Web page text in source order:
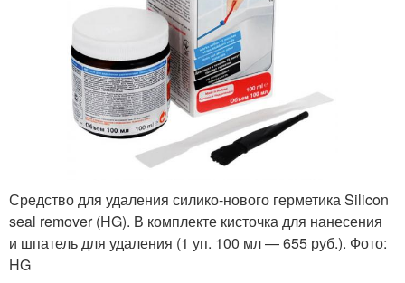
Средство для удаления силико-нового герметика Silicon
seal remover (HG). В ком­п­лекте кисточка для нанесения
и шпатель для удаления (1 уп. 100 мл — 655 руб.). Фото:
HG